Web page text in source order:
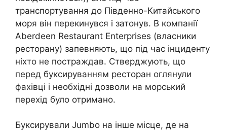
транспортування до Південно-Китайського
моря він перекинувся і затонув. В компанії
Aberdeen Restaurant Enterprises (власники
ресторану) запевняють, що під час інциденту
ніхто не постраждав. Стверджують, що
перед буксируванням ресторан оглянули
фахівці і необхідні дозволи на морський
перехід було отримано.
Буксирували Jumbo на інше місце, де на